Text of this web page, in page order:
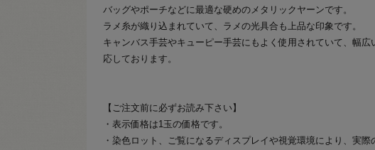
バッグやポーチなどに最適な硬めのメタリックヤーンです。
ラメ糸が織り込まれていて、ラメの光具合も上品な印象です。
キャンバス手芸やキューピー手芸にもよく使用されていて、幅広
応しております。
【ご注文前に必ずお読み下さい】
・表示価格は1玉の価格です。
・染色ロット、ご覧になるディスプレイや視覚環境により、実際